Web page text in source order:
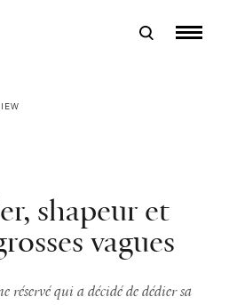
shapeur et
vagues
réservé qui a décidé de dédier sa